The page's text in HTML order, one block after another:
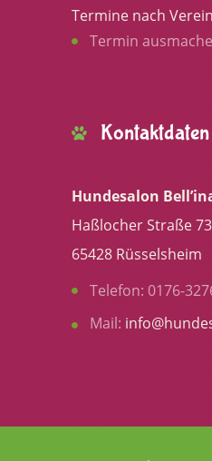
Termine nach
Termin
Kontaktdaten
Hundesalon
Haßlocher Straße 73
65428 Rüsselsheim
Telefon: 0176-
Mail: